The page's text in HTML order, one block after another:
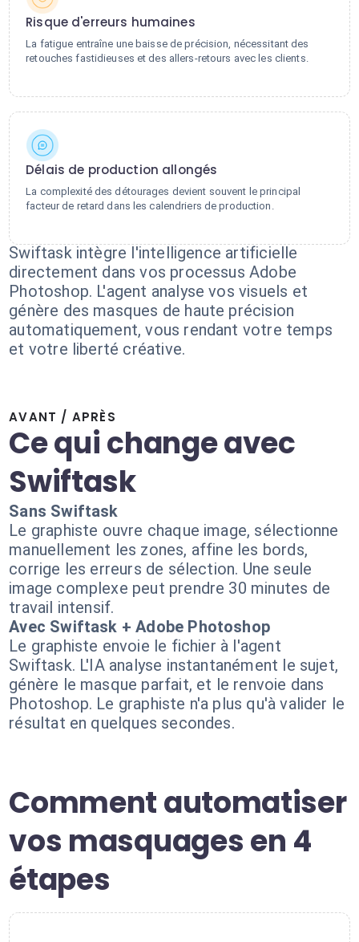
Risque d'erreurs humaines
La fatigue entraîne une baisse de précision, nécessitant des
retouches fastidieuses et des allers-retours avec les clients.
Délais de production allongés
La complexité des détourages devient souvent le principal
facteur de retard dans les calendriers de production.
Swiftask intègre l'intelligence artificielle
directement dans vos processus Adobe
Photoshop. L'agent analyse vos visuels et
génère des masques de haute précision
automatiquement, vous rendant votre temps
et votre liberté créative.
AVANT / APRÈS
Ce qui change avec
Swiftask
Sans Swiftask
Le graphiste ouvre chaque image, sélectionne
manuellement les zones, affine les bords,
corrige les erreurs de sélection. Une seule
image complexe peut prendre 30 minutes de
travail intensif.
Avec Swiftask + Adobe Photoshop
Le graphiste envoie le fichier à l'agent
Swiftask. L'IA analyse instantanément le sujet,
génère le masque parfait, et le renvoie dans
Photoshop. Le graphiste n'a plus qu'à valider le
résultat en quelques secondes.
Comment automatiser
vos masquages en 4
étapes